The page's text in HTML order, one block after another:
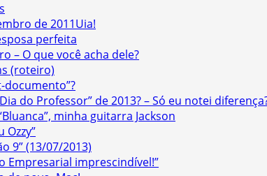
Uia!
perfeita
– O que você acha dele?
(roteiro)
documento”?
do Professor” de 2013? – Só eu notei
minha guitarra Jackson
Ozzy”
9” (13/07/2013)
Empresarial imprescindível!”